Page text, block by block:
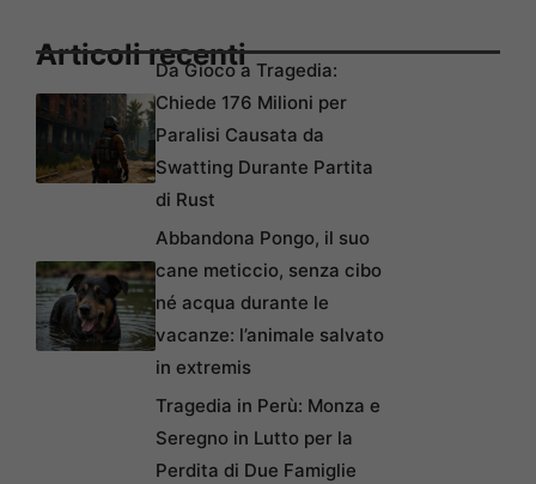
Articoli recentiDa Gioco a Tragedia:
Chiede 176 Milioni per
Paralisi Causata da
Swatting Durante Partita
di Rust
Abbandona Pongo, il suo
cane meticcio, senza cibo
né acqua durante le
vacanze: l’animale salvato
in extremis
Tragedia in Perù: Monza e
Seregno in Lutto per la
Perdita di Due Famiglie